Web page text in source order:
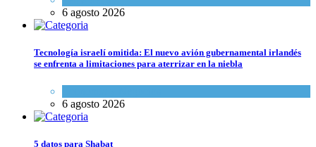
6 agosto 2026
Tecnología israelí omitida: El nuevo avión gubernamental irlandés
se enfrenta a limitaciones para aterrizar en la niebla
6 agosto 2026
5 datos para Shabat